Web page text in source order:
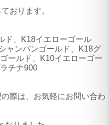
おります。
ド、K18イエローゴール
ャンパンゴールド、K18グ
ールド、K10イエローゴー
チナ900
際は、お気軽にお問い合わ